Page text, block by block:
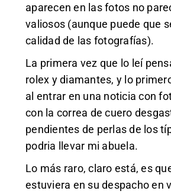
aparecen en las fotos no
valiosos (aunque puede que
calidad de las fotografías).
La primera vez que lo leí
rolex y diamantes, y lo
al entrar en una noticia con
con la correa de cuero
pendientes de perlas de los
podria llevar mi abuela.
Lo más raro, claro está, es
estuviera en su despacho en